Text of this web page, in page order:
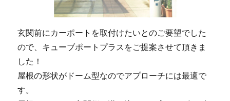
玄関前にカーポートを取付けたいとのご要望でした
ので、キューブポートプラスをご提案させて頂きま
した！
屋根の形状がドーム型なのでアプローチには最適で
す。